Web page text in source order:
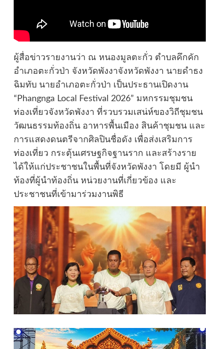
ผู้สื่อข่าวรายงานว่า ณ หนองมูลตะกั่ว ตำบลคึกคัก
อำเภอตะกั่วป่า จังหวัดพังงาจังหวัดพังงา นายดำธง
ฉิมทับ นายอำเภอตะกั่วป่า เป็นประธานเปิดงาน
“Phangnga Local Festival 2026” มหกรรมชุมชน
ท่องเที่ยวจังหวัดพังงา ที่รวบรวมเสน่ห์ของวิถีชุมชน
วัฒนธรรมท้องถิ่น อาหารพื้นเมือง สินค้าชุมชน และ
การแสดงดนตรีจากศิลปินชื่อดัง เพื่อส่งเสริมการ
ท่องเที่ยว กระตุ้นเศรษฐกิจฐานราก และสร้างราย
ได้ให้แก่ประชาชนในพื้นที่จังหวัดพังงา โดยมี ผู้นำ
ท้องที่ผู้นำท้องถิ่น หน่วยงานที่เกี่ยวข้อง และ
ประชาชนที่เข้ามาร่วมงานพิธี